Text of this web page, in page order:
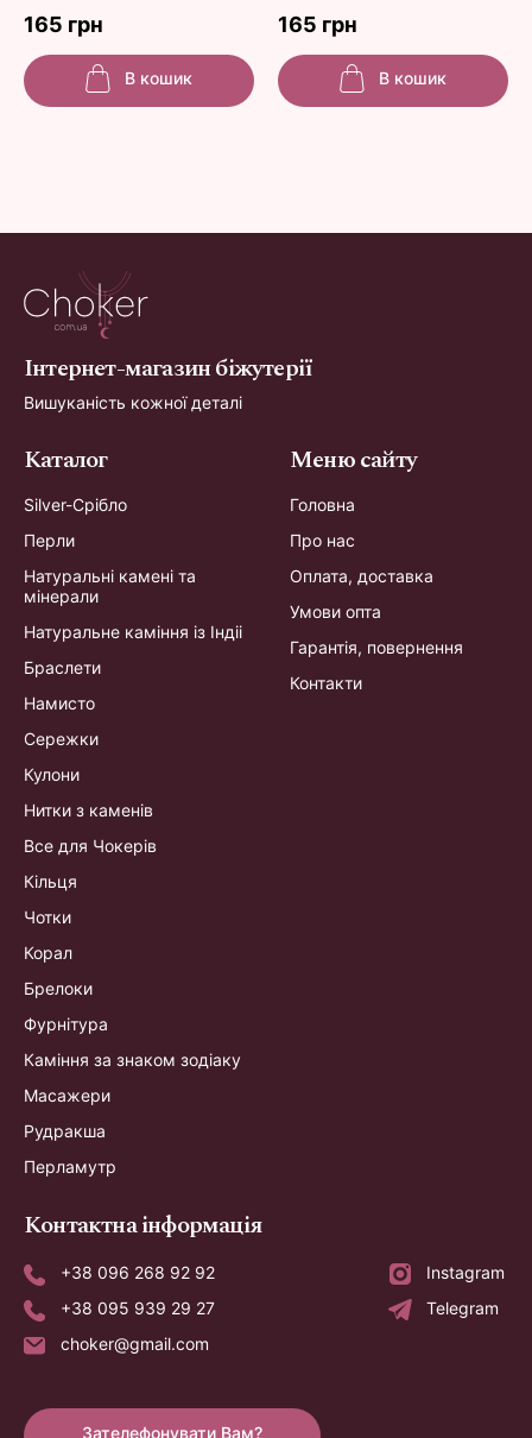
165 грн 165 грн
В кошик В кошик
Інтернет-магазин біжутерії
Вишуканість кожної деталі
Каталог
Silver-Срібло
Перли
Натуральні камені та
мінерали
Натуральне каміння із Індіі
Браслети
Намисто
Сережки
Кулони
Нитки з каменів
Все для Чокерів
Кільця
Чотки
Корал
Брелоки
Фурнітура
Каміння за знаком зодіаку
Масажери
Рудракша
Перламутр
Меню сайту
Головна
Про нас
Оплата, доставка
Умови опта
Гарантія, повернення
Контакти
Контактна інформація
+38 096 268 92 92
Instagram
+38 095 939 29 27
Telegram
choker@gmail.com
Зателефонувати Вам?